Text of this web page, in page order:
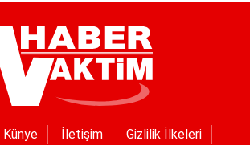
Künye İletişim Gizlilik İlkeleri